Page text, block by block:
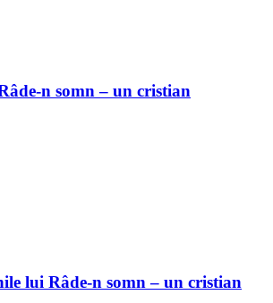
n somn – un cristian
lui Râde-n somn – un cristian